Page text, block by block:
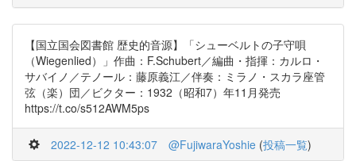
【国立国会図書館 歴史的音源】「シューベルトの子守唄
（Wiegenlied）」作曲：F.Schubert／編曲・指揮：カルロ・
サバイノ／テノール：藤原義江／伴奏：ミラノ・スカラ座管
弦（楽）団／ビクター：1932（昭和7）年11月発売
https://t.co/s512AWM5ps
2022-12-12 10:43:07 @FujiwaraYoshie (投稿一覧)